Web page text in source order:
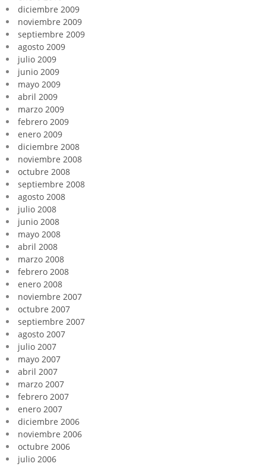
diciembre 2009
noviembre 2009
septiembre 2009
agosto 2009
julio 2009
junio 2009
mayo 2009
abril 2009
marzo 2009
febrero 2009
enero 2009
diciembre 2008
noviembre 2008
octubre 2008
septiembre 2008
agosto 2008
julio 2008
junio 2008
mayo 2008
abril 2008
marzo 2008
febrero 2008
enero 2008
noviembre 2007
octubre 2007
septiembre 2007
agosto 2007
julio 2007
mayo 2007
abril 2007
marzo 2007
febrero 2007
enero 2007
diciembre 2006
noviembre 2006
octubre 2006
julio 2006